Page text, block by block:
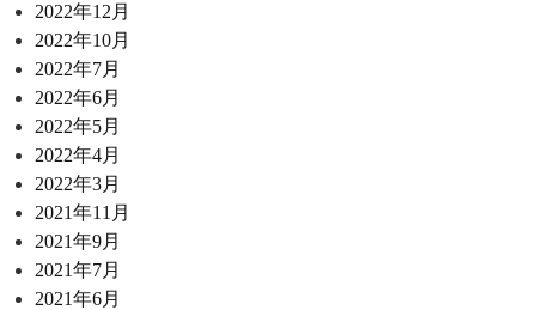
2022年12月
2022年10月
2022年7月
2022年6月
2022年5月
2022年4月
2022年3月
2021年11月
2021年9月
2021年7月
2021年6月